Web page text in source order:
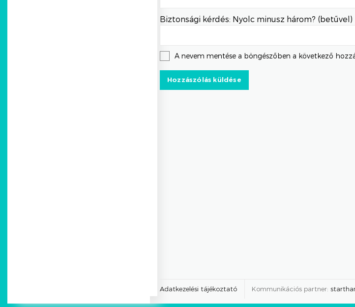
Biztonsági kérdés: Nyolc minusz három? (betűvel)
A nevem mentése a böngészőben a következő
Adatkezelési tájékoztató Kommunikációs partner: